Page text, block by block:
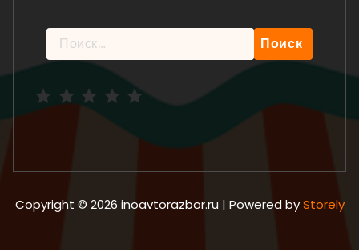
Найти:
Copyright © 2026 inoavtorazbor.ru | Powered byStorely